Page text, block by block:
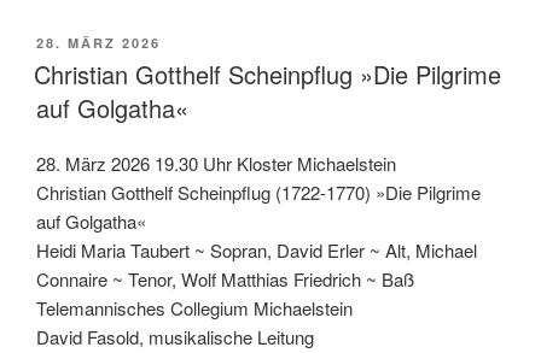
VERÖFFENTLICHT
AM
28. MÄRZ 2026
Christian Gotthelf Scheinpflug »Die Pilgrime
auf Golgatha«
28. März 2026 19.30 Uhr Kloster Michaelstein
Christian Gotthelf Scheinpflug (1722-1770) »Die Pilgrime
auf Golgatha«
Heidi Maria Taubert ~ Sopran, David Erler ~ Alt, Michael
Connaire ~ Tenor, Wolf Matthias Friedrich ~ Baß
Telemannisches Collegium Michaelstein
David Fasold, musikalische Leitung